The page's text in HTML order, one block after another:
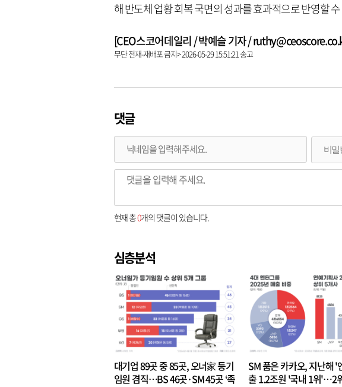
해 반도체 업황 회복 국면의 성과를 효과적으로 반영할
[CEO스코어데일리 / 박예슬 기자 /
무단 전재-재배포 금지> 2026-05-29 15:51:21 송고
댓글
현재 총0개의 댓글이 있습니다.
심층분석
대기업 89곳 중 85곳, 오너家 등기
임원 겸직…BS 46곳·SM 45곳 ‘족
SM 품은 카카오, 지난해 '
출 1.2조원 '국내 1위'…2